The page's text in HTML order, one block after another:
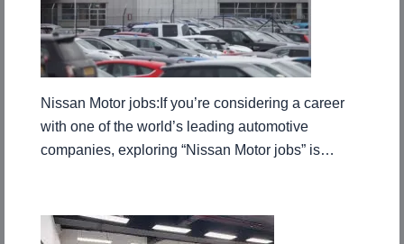
Nissan Motor jobs:If you’re considering a career
with one of the world’s leading automotive
companies, exploring “Nissan Motor jobs” is…